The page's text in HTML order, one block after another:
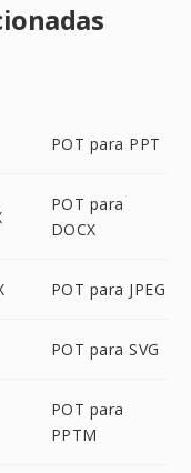
POT para PPT
POT para
DOCX
POT para JPEG
POT para SVG
POT para
PPTM